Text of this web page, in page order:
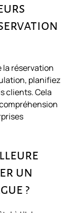
la réservation
planifiez
clients. Cela
un
?